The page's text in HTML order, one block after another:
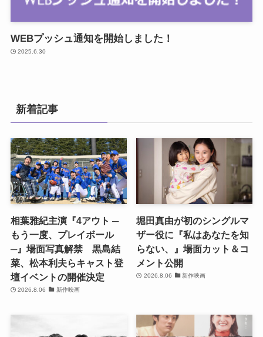
WEBプッシュ通知を開始しました！
2025.6.30
新着記事
相葉雅紀主演『4アウト ─
もう一度、プレイボール
─』場面写真解禁 黒島結
菜、松本利夫らキャスト登
壇イベントの開催決定
2026.8.06 新作映画
堀田真由が初のシングルマ
ザー役に『私はあなたを知
らない、』場面カット＆コ
メント公開
2026.8.06 新作映画